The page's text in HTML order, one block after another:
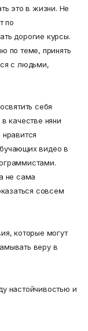
это в жизни. Не
по
дорогие курсы.
по теме, принять
с людьми,
себя
качестве няни
видео в
не сама
совсем
которые могут
веру в
настойчивостью и